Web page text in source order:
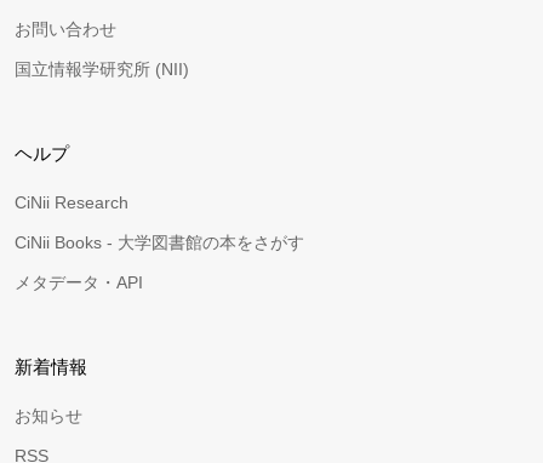
お問い合わせ
国立情報学研究所 (NII)
ヘルプ
CiNii Research
CiNii Books - 大学図書館の本をさがす
メタデータ・API
新着情報
お知らせ
RSS